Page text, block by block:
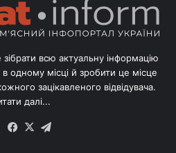
всю актуальну інформацію
в одному місці й зробити це місце
зацікавленого відвідувача.
далі...
RSS Facebook
X